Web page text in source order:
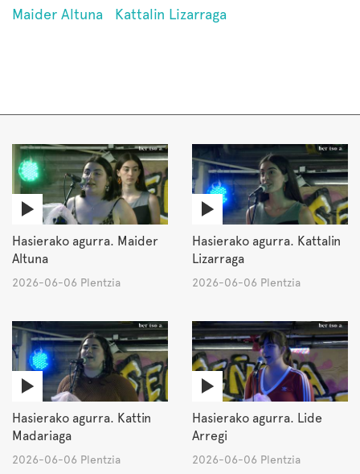
Maider Altuna Kattalin Lizarraga
Hasierako agurra. Maider
Altuna
2026-06-06 Plentzia
Hasierako agurra. Kattalin
Lizarraga
2026-06-06 Plentzia
Hasierako agurra. Kattin
Madariaga
2026-06-06 Plentzia
Hasierako agurra. Lide
Arregi
2026-06-06 Plentzia